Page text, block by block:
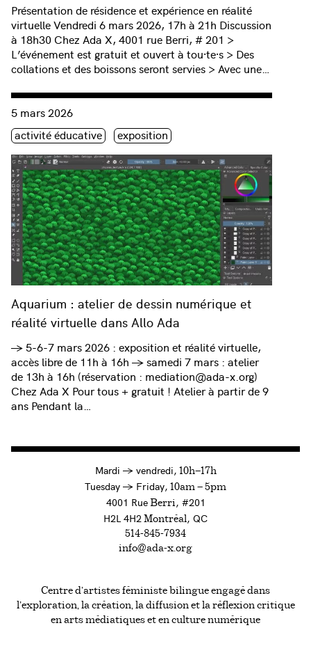
Présentation de résidence et expérience en réalité
virtuelle Vendredi 6 mars 2026, 17h à 21h Discussion
à 18h30 Chez Ada X, 4001 rue Berri, # 201 >
L’événement est gratuit et ouvert à tou·te·s > Des
collations et des boissons seront servies > Avec une…
Aquarium : atelier de dessin numérique et
réalité virtuelle dans Allo Ada
Consulter « Aquarium : atelier de dessin numérique et
5 mars 2026
Étiquette(s)
activité éducative exposition
→ 5-6-7 mars 2026 : exposition et réalité virtuelle,
accès libre de 11h à 16h → samedi 7 mars : atelier
de 13h à 16h (réservation : mediation@ada-x.org)
Chez Ada X Pour tous + gratuit ! Atelier à partir de 9
ans Pendant la…
Mardi →à
vendredi, 10h—17h
Tuesday →toFriday, 10am — 5pm
4001 RueBerri, #201
H2L 4H2 Montréal, QC
514-845-7934
info@ada-x.org
Centre d’artistes féministe bilingue engagé dans
l’exploration, la création, la diffusion et la réflexion critique
en arts médiatiques et en culture numérique